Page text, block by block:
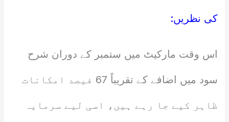
کی نظریں:
اس وقت مارکیٹ میں ستمبر کے دوران شرح
سود میں اضافے کے تقریباً 67 فیصد امکانات
ظاہر کیے جا رہے ہیں، اسی لیے سرمایہ